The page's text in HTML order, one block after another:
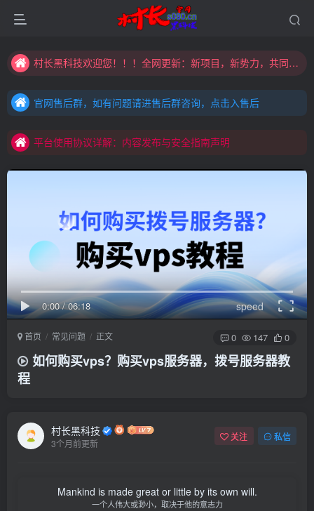
村长黑科技欢迎您！！！全网更新：新项目，新势力，共同发展
村长黑科技欢迎您！！！全网更新：新项目，新势力，共同发展
官网售后群，如有问题请进售后群咨询，点击入售后
平台使用协议详解：内容发布与安全指南声明
0:00/06:18 speed
首页 常见问题 正文 0 147 0
如何购买vps？购买vps服务器，拨号服务器教
程
村长黑科技
3个月前更新
关注 私信
Mankind is made great or little by its own will.
一个人伟大或渺小，取决于他的意志力